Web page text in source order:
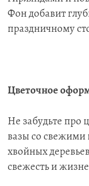
Фон добавит
праздничному
Цветочное
Не забудьте про
вазы со свежими
хвойных
свежесть и